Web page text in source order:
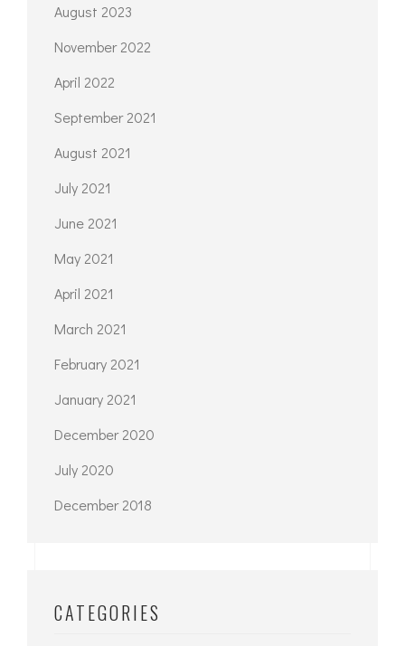
August 2023
November 2022
April 2022
September 2021
August 2021
July 2021
June 2021
May 2021
April 2021
March 2021
February 2021
January 2021
December 2020
July 2020
December 2018
CATEGORIES